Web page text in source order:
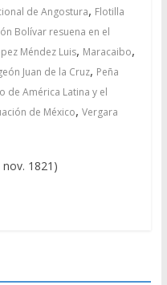
de Angostura, Flotilla
Bolívar resuena en el
Méndez Luis, Maracaibo,
Juan de la Cruz, Peña
de América Latina y el
de México, Vergara
1821)